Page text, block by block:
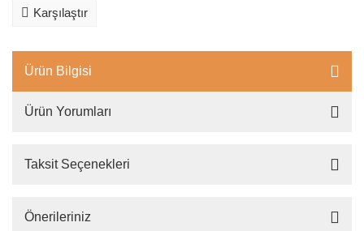
Karşılaştır
Ürün Bilgisi
Ürün Yorumları
Taksit Seçenekleri
Önerileriniz